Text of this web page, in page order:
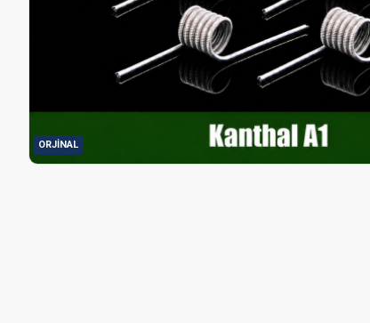
ORJINAL